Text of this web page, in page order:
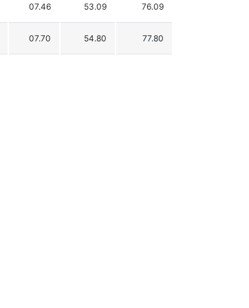
07.46 53.09 76.09
07.70 54.80 77.80